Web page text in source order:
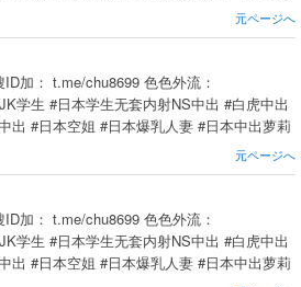
元ページへ
加： t.me/chu8699 色色外流：
学生 #日本学生无套内射NS中出 #白虎中出
出 #日本空姐 #日本爆乳人妻 #日本中出萝莉
元ページへ
加： t.me/chu8699 色色外流：
学生 #日本学生无套内射NS中出 #白虎中出
出 #日本空姐 #日本爆乳人妻 #日本中出萝莉